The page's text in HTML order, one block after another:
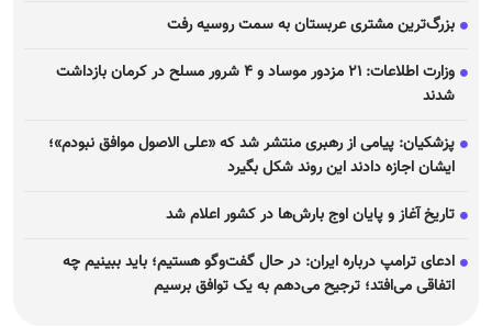
بزرگ‌ترین مشتری عربستان به سمت روسیه رفت
وزارت اطلاعات: ۲۱ مزدور موساد و ۴ شرور مسلح در کرمان بازداشت
شدند
پزشکیان: پیامی از رهبری منتشر شد که «علی الاصول موافق نبودم»؛
ایشان اجازه دادند این روند شکل بگیرد
تاریخ آغاز و پایان اوج بارش‌ها در کشور اعلام شد
ادعای ترامپ درباره ایران: در حال گفت‌و‌گو هستیم؛ باید ببینیم چه
اتفاقی می‌افتد؛ ترجیح می‌دهم به یک توافق برسیم